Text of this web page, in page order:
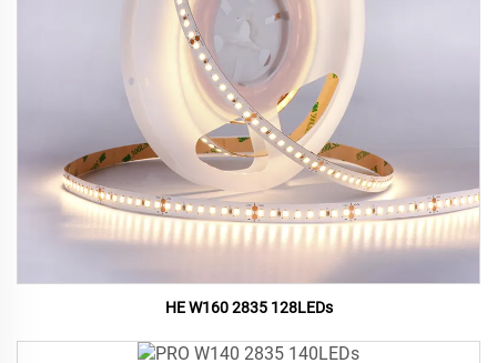
HE W160 2835 128LEDs